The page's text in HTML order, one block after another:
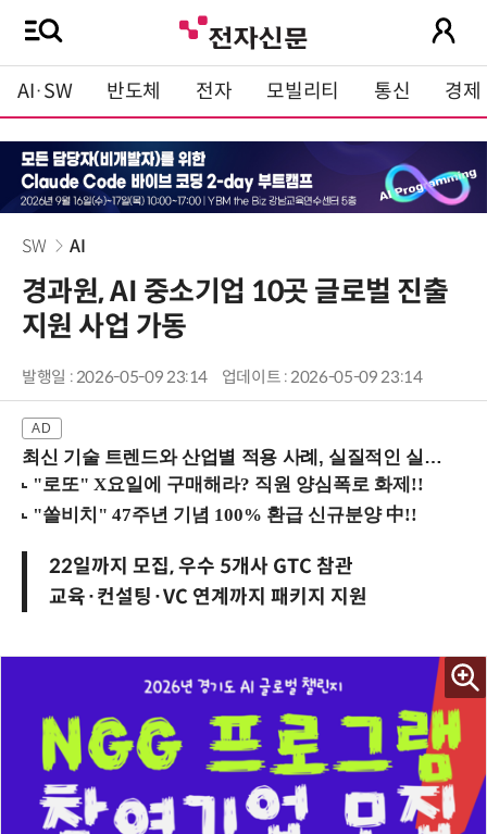
AI·SW 반도체 전자 모빌리티 통신 경제
SW AI
경과원, AI 중소기업 10곳 글로벌 진출
지원 사업 가동
발행일 : 2026-05-09 23:14 업데이트 : 2026-05-09 23:14
최신 기술 트렌드와 산업별 적용 사례, 실질적인 실행 전략을 공유 (9/18 양재역)
22일까지 모집, 우수 5개사 GTC 참관
교육·컨설팅·VC 연계까지 패키지 지원